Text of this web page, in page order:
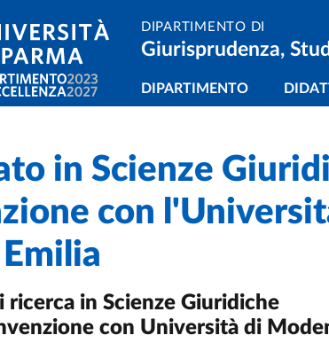
DIPARTIMENTO DI
Giurisprudenza,
Navigazione
DIPARTIMENTO
in Scienze
con
Emilia
ricerca in Scienze Giuridiche
con Università di